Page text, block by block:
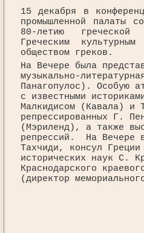
15 декабря в
промышленной палаты
80-летию греческой
Греческим
обществом греков.
На Вечере была
музыкально-
Панагопулос). Особую
с известными
Малкидисом (Кавала) и
репрессированных Г.
(Мэриленд), а также
репрессий. На Вечере
Тахчиди, консул
исторических наук С.
Краснодарского
(директор